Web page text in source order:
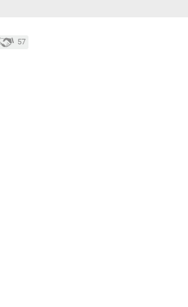
57